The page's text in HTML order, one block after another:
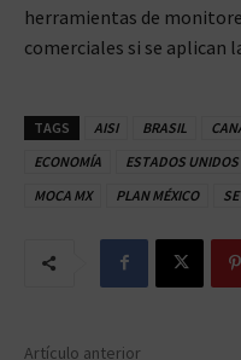
herramientas de
comerciales si se aplican
TAGS AISI BRASIL
ECONOMÍA
ESTADOS UNIDOS
MOCA MX
PLAN MÉXICO SE
Artículo anterior